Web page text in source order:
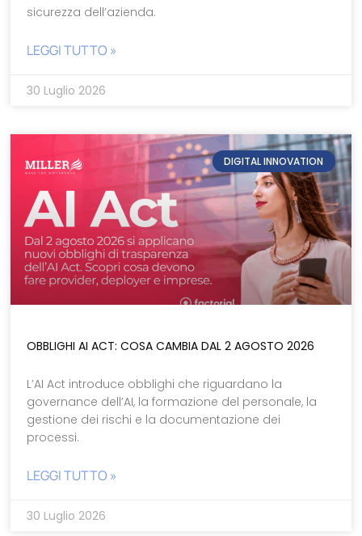
sicurezza dell’azienda.
LEGGI TUTTO »
30 Luglio 2026
DIGITAL INNOVATION
OBBLIGHI AI ACT: COSA CAMBIA DAL 2 AGOSTO 2026
L’AI Act introduce obblighi che riguardano la
governance dell’AI, la formazione del personale, la
gestione dei rischi e la documentazione dei
processi.
LEGGI TUTTO »
30 Luglio 2026